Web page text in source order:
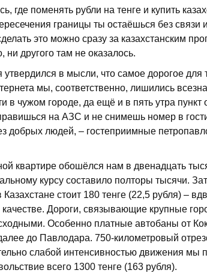
где поменять рубли на тенге и купить
границы ты остаёшься без связи
это можно сразу за казах­станским
ни другого там не оказалось.
в мысли, что самое дорогое для
мы, соответственно, лишились
в чужом городе, да ещё и в пять утра
на АЗС и не снимешь номер в
добрых людей, – гостеприимные
квартире обошёлся нам в двенадцать
курсу составило полторы тысячи.
стоит 180 тенге (22,5 рубля) –
качестве. Дороги, связывающие крупные
Особенно платные автобаны от
до Павлодара. 750-километровый
слабой интенсивностью движения мы
всего 1300 тенге (163 рубля).